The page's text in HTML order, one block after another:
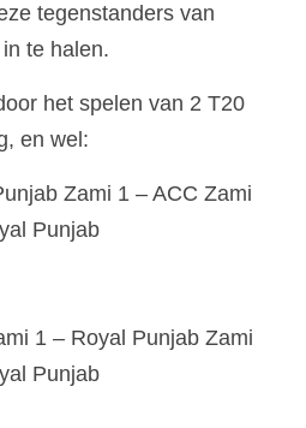
tegenstanders van
te halen.
het spelen van 2 T20
en wel:
Zami 1 – ACC Zami
Punjab
Punjab